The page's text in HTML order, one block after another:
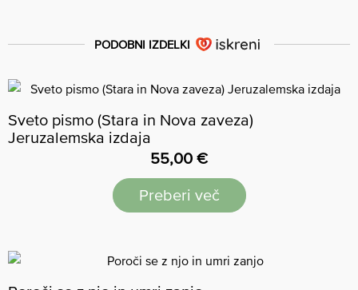
PODOBNI IZDELKI
Sveto pismo (Stara in Nova zaveza)
Jeruzalemska izdaja
55,00 €
Preberi več